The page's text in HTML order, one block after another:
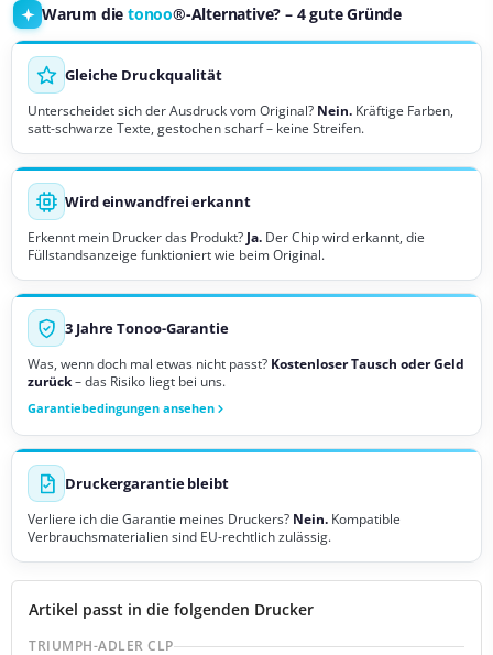
Warum die tonoo®-Alternative? – 4 gute Gründe
Gleiche Druckqualität
Unterscheidet sich der Ausdruck vom Original? Nein. Kräftige Farben,
satt-schwarze Texte, gestochen scharf – keine Streifen.
Wird einwandfrei erkannt
Erkennt mein Drucker das Produkt? Ja. Der Chip wird erkannt, die
Füllstandsanzeige funktioniert wie beim Original.
3 Jahre Tonoo-Garantie
Was, wenn doch mal etwas nicht passt? Kostenloser Tausch oder Geld
zurück– das Risiko liegt bei uns.
Garantiebedingungen ansehen
Druckergarantie bleibt
Verliere ich die Garantie meines Druckers? Nein. Kompatible
Verbrauchsmaterialien sind EU-rechtlich zulässig.
Artikel passt in die folgenden Drucker
TRIUMPH-ADLER CLP